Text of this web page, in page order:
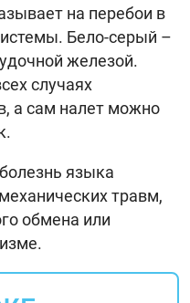
на перебои в
Бело-серый –
железой.
случаях
а сам налет можно
языка
травм,
обмена или